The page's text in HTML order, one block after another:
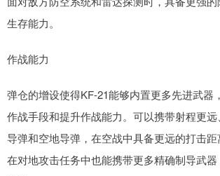
生存能力。
作战能力
弹仓的增设使得KF-21能够内置更多先进武器
作战手段和提升作战能力。可以携带射程更
导弹和空地导弹，在空战中具备更远的打击距
在对地攻击任务中也能携带更多精确制导武